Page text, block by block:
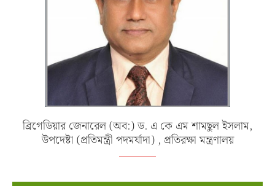
ব্রিগেডিয়ার জেনারেল (অব:) ড. এ কে এম শামছুল ইসলাম,
উপদেষ্টা (প্রতিমন্ত্রী পদমর্যাদা) , প্রতিরক্ষা মন্ত্রণালয়